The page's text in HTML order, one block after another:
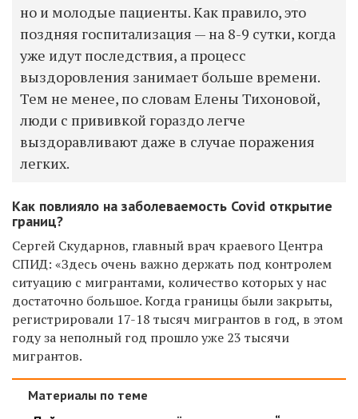
но и молодые пациенты. Как правило, это
поздняя госпитализация — на 8-9 сутки, когда
уже идут последствия, а процесс
выздоровления занимает больше времени.
Тем не менее, по словам Елены Тихоновой,
люди с прививкой гораздо легче
выздоравливают даже в случае поражения
легких.
Как повлияло на заболеваемость Covid открытие
границ?
Сергей Скударнов, главный врач краевого Центра
СПИД: «Здесь очень важно держать под контролем
ситуацию с мигрантами, количество которых у нас
достаточно большое. Когда границы были закрыты,
регистрировали 17-18 тысяч мигрантов в год, в этом
году за неполный год прошло уже 23 тысячи
мигрантов.
Материалы по теме